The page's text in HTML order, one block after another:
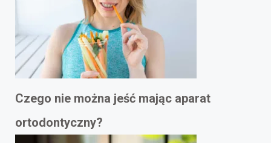
Czego nie można jeść mając aparat
ortodontyczny?